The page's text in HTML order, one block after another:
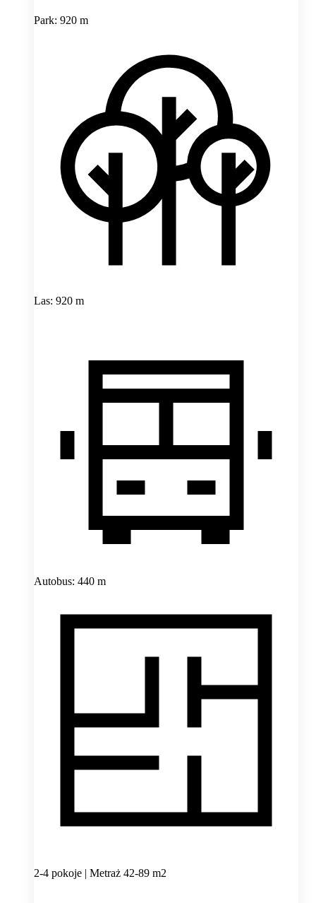
Park: 920 m
Las: 920 m
Autobus: 440 m
2-4 pokoje | Metraż 42-89 m2